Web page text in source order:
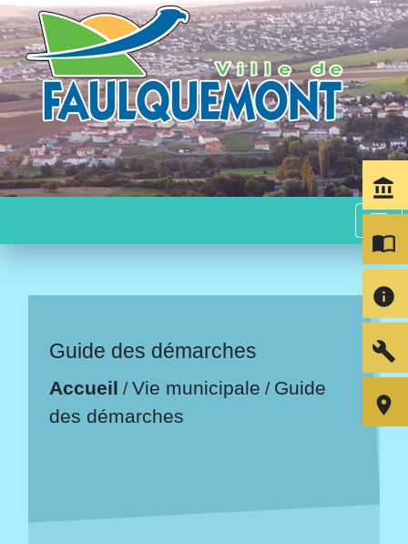
menu
Guide des démarches
Accueil /Vie municipale / Guide
des démarches
account_balance
import_contacts
info
build
room